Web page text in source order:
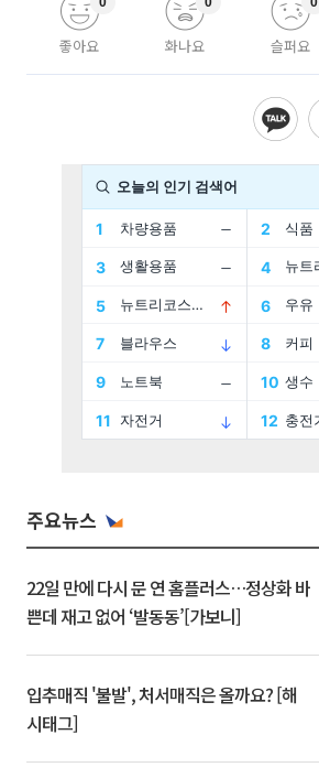
좋아요 화나요 슬퍼요
주요뉴스
22일 만에 다시 문 연 홈플러스…정상화 바
쁜데 재고 없어 ‘발동동’[가보니]
입추매직 '불발', 처서매직은 올까요? [해
시태그]